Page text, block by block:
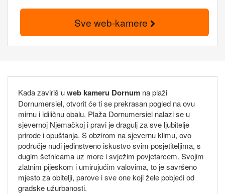
Sve web-kamere
Kada zaviriš uweb kameru Dornum na plaži
Dornumersiel, otvorit će ti se prekrasan pogled na ovu
mirnu i idiličnu obalu. Plaža Dornumersiel nalazi se u
sjevernoj Njemačkoj i pravi je dragulj za sve ljubitelje
prirode i opuštanja. S obzirom na sjevernu klimu, ovo
područje nudi jedinstveno iskustvo svim posjetiteljima, s
dugim šetnicama uz more i svježim povjetarcem. Svojim
zlatnim pijeskom i umirujućim valovima, to je savršeno
mjesto za obitelji, parove i sve one koji žele pobjeći od
gradske užurbanosti.